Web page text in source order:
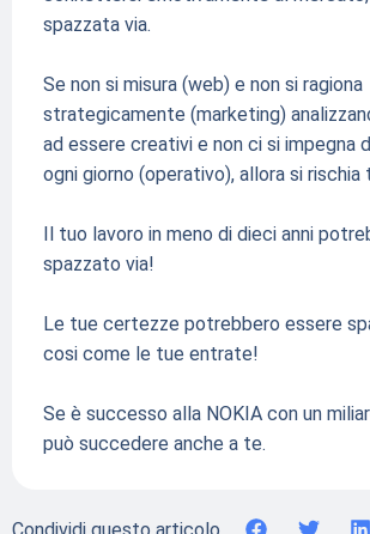
spazzata via.
Se non si misura (web) e non si ragiona
strategicamente (marketing)
ad essere creativi e non ci si impegna
ogni giorno (operativo), allora si rischia
Il tuo lavoro in meno di dieci anni
spazzato via!
Le tue certezze potrebbero essere
cosi come le tue entrate!
Se è successo alla NOKIA con un
può succedere anche a te.